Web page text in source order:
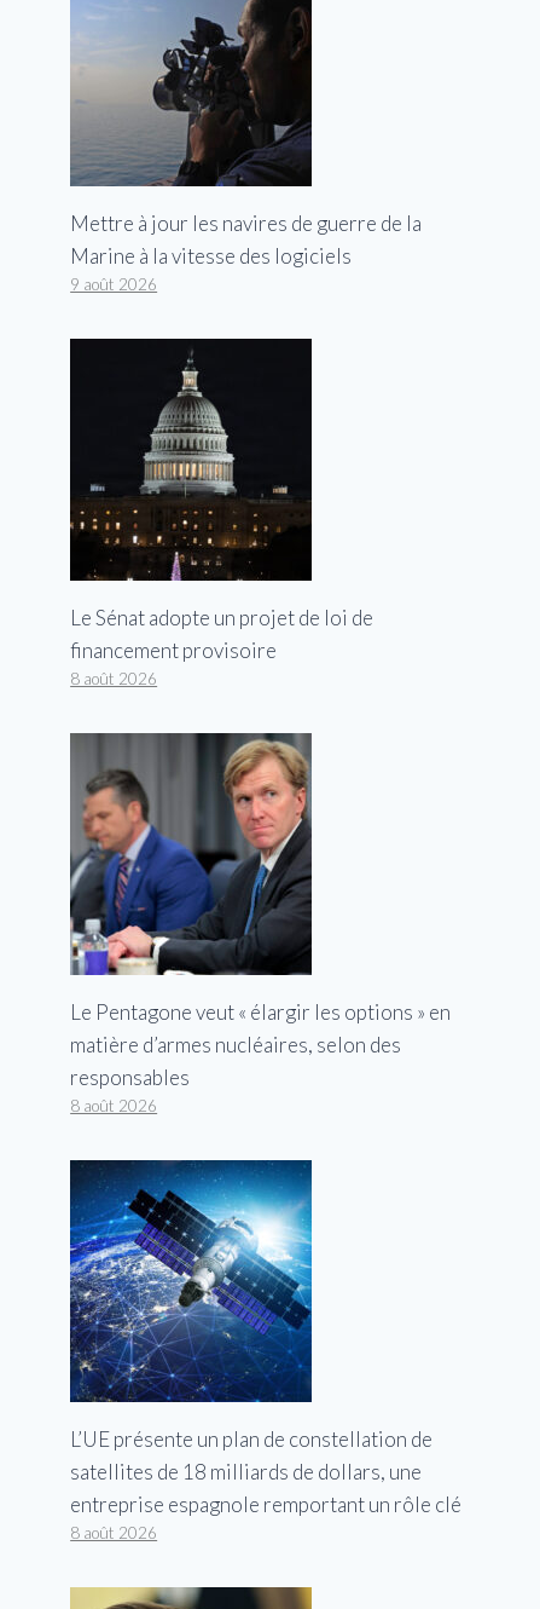
Mettre à jour les navires de guerre de la
Marine à la vitesse des logiciels
9 août 2026
Le Sénat adopte un projet de loi de
financement provisoire
8 août 2026
Le Pentagone veut « élargir les options » en
matière d’armes nucléaires, selon des
responsables
8 août 2026
L’UE présente un plan de constellation de
satellites de 18 milliards de dollars, une
entreprise espagnole remportant un rôle clé
8 août 2026